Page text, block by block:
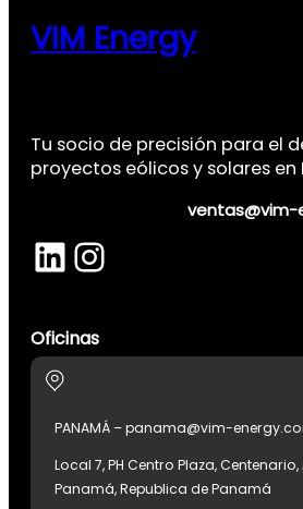
VIM Energy
Tu socio de precisión para el
proyectos eólicos y solares
LinkedIn Instagram
ventas@vim-
Oficinas
PANAMÁ – panama@vim-
Local 7, PH Centro Plaza,
Panamá, Republica de Panamá